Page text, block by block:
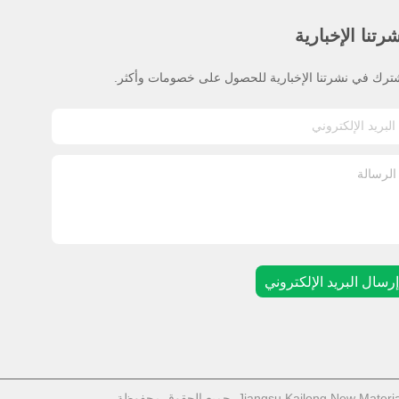
الإخبارية
في نشرتنا الإخبارية للحصول على خصومات وأكثر.
إرسال البريد الإلكتروني